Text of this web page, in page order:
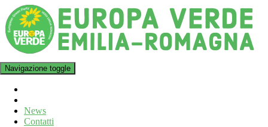
Navigazione toggle
News
Contatti